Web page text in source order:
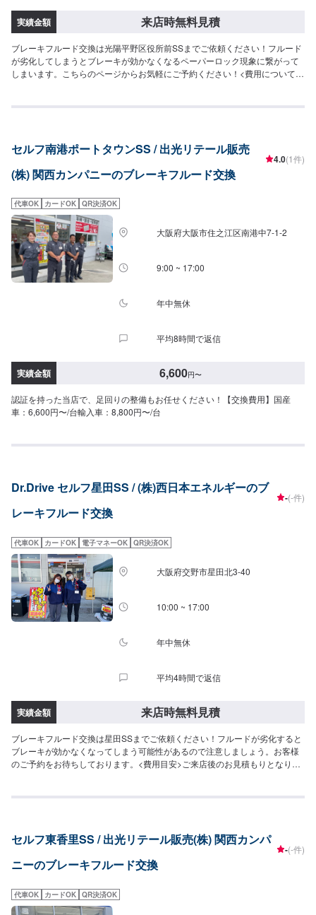
実績金額 来店時無料見積
ブレーキフルード交換は光陽平野区役所前SSまでご依頼ください！フルード
が劣化してしまうとブレーキが効かなくなるペーパーロック現象に繋がって
しまいます。こちらのページからお気軽にご予約ください！<費用について>
セルフ南港ポートタウンSS / 出光リテール販売
(株) 関西カンパニーのブレーキフルード交換
4.0(1件)
代車OK カードOK QR決済OK
大阪府大阪市住之江区南港中7-1-2
9:00 ~ 17:00
年中無休
平均8時間で返信
実績金額 6,600円〜
認証を持った当店で、足回りの整備もお任せください！【交換費用】国産
車：6,600円〜/台輸入車：8,800円〜/台
Dr.Drive セルフ星田SS / (株)西日本エネルギーのブ
レーキフルード交換
-(-件)
代車OK カードOK 電子マネーOK QR決済OK
大阪府交野市星田北3-40
10:00 ~ 17:00
年中無休
平均4時間で返信
実績金額 来店時無料見積
ブレーキフルード交換は星田SSまでご依頼ください！フルードが劣化すると
ブレーキが効かなくなってしまう可能性があるので注意しましょう。お客様
のご予約をお待ちしております。<費用目安>ご来店後のお見積もりとなりま
セルフ東香里SS / 出光リテール販売(株) 関西カンパ
ニーのブレーキフルード交換
-(-件)
代車OK カードOK QR決済OK